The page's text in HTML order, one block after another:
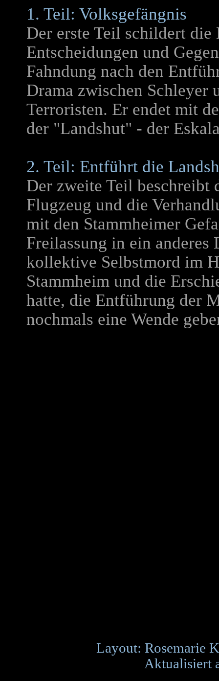
1. Teil: Volksgefängnis
Der erste Teil schildert die
Entscheidungen und
Fahndung nach den
Drama zwischen Schleyer
Terroristen. Er endet mit
der "Landshut" - der
2. Teil: Entführt die
Der zweite Teil beschreibt
Flugzeug und die
mit den Stammheimer
Freilassung in ein anderes
kollektive Selbstmord im
Stammheim und die
hatte, die Entführung der
nochmals eine Wende
Layout: Rosemarie
Aktualisiert